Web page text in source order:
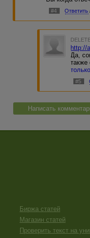
#4 Ответить
http://
Да,
также
#5
Написать
Биржа статей
Магазин статей
Проверить текст на